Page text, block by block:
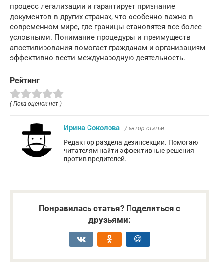
процесс легализации и гарантирует признание
документов в других странах, что особенно важно в
современном мире, где границы становятся все более
условными. Понимание процедуры и преимуществ
апостилирования помогает гражданам и организациям
эффективно вести международную деятельность.
Рейтинг
( Пока оценок нет )
Ирина Соколова / автор статьи
Редактор раздела дезинсекции. Помогаю
читателям найти эффективные решения
против вредителей.
Понравилась статья? Поделиться с
друзьями: